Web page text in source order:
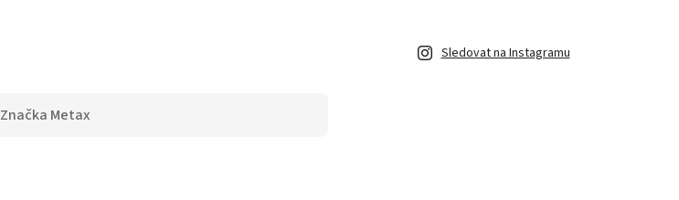
Sledovat na Instagramu
Značka Metax